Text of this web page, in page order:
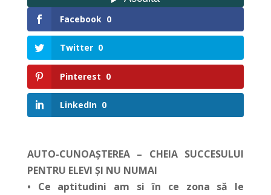
Facebook 0
Twitter 0
Pinterest 0
LinkedIn 0
AUTO-CUNOAȘTEREA – CHEIA SUCCESULUI
PENTRU ELEVI ȘI NU NUMAI
• Ce aptitudini am si în ce zona să le